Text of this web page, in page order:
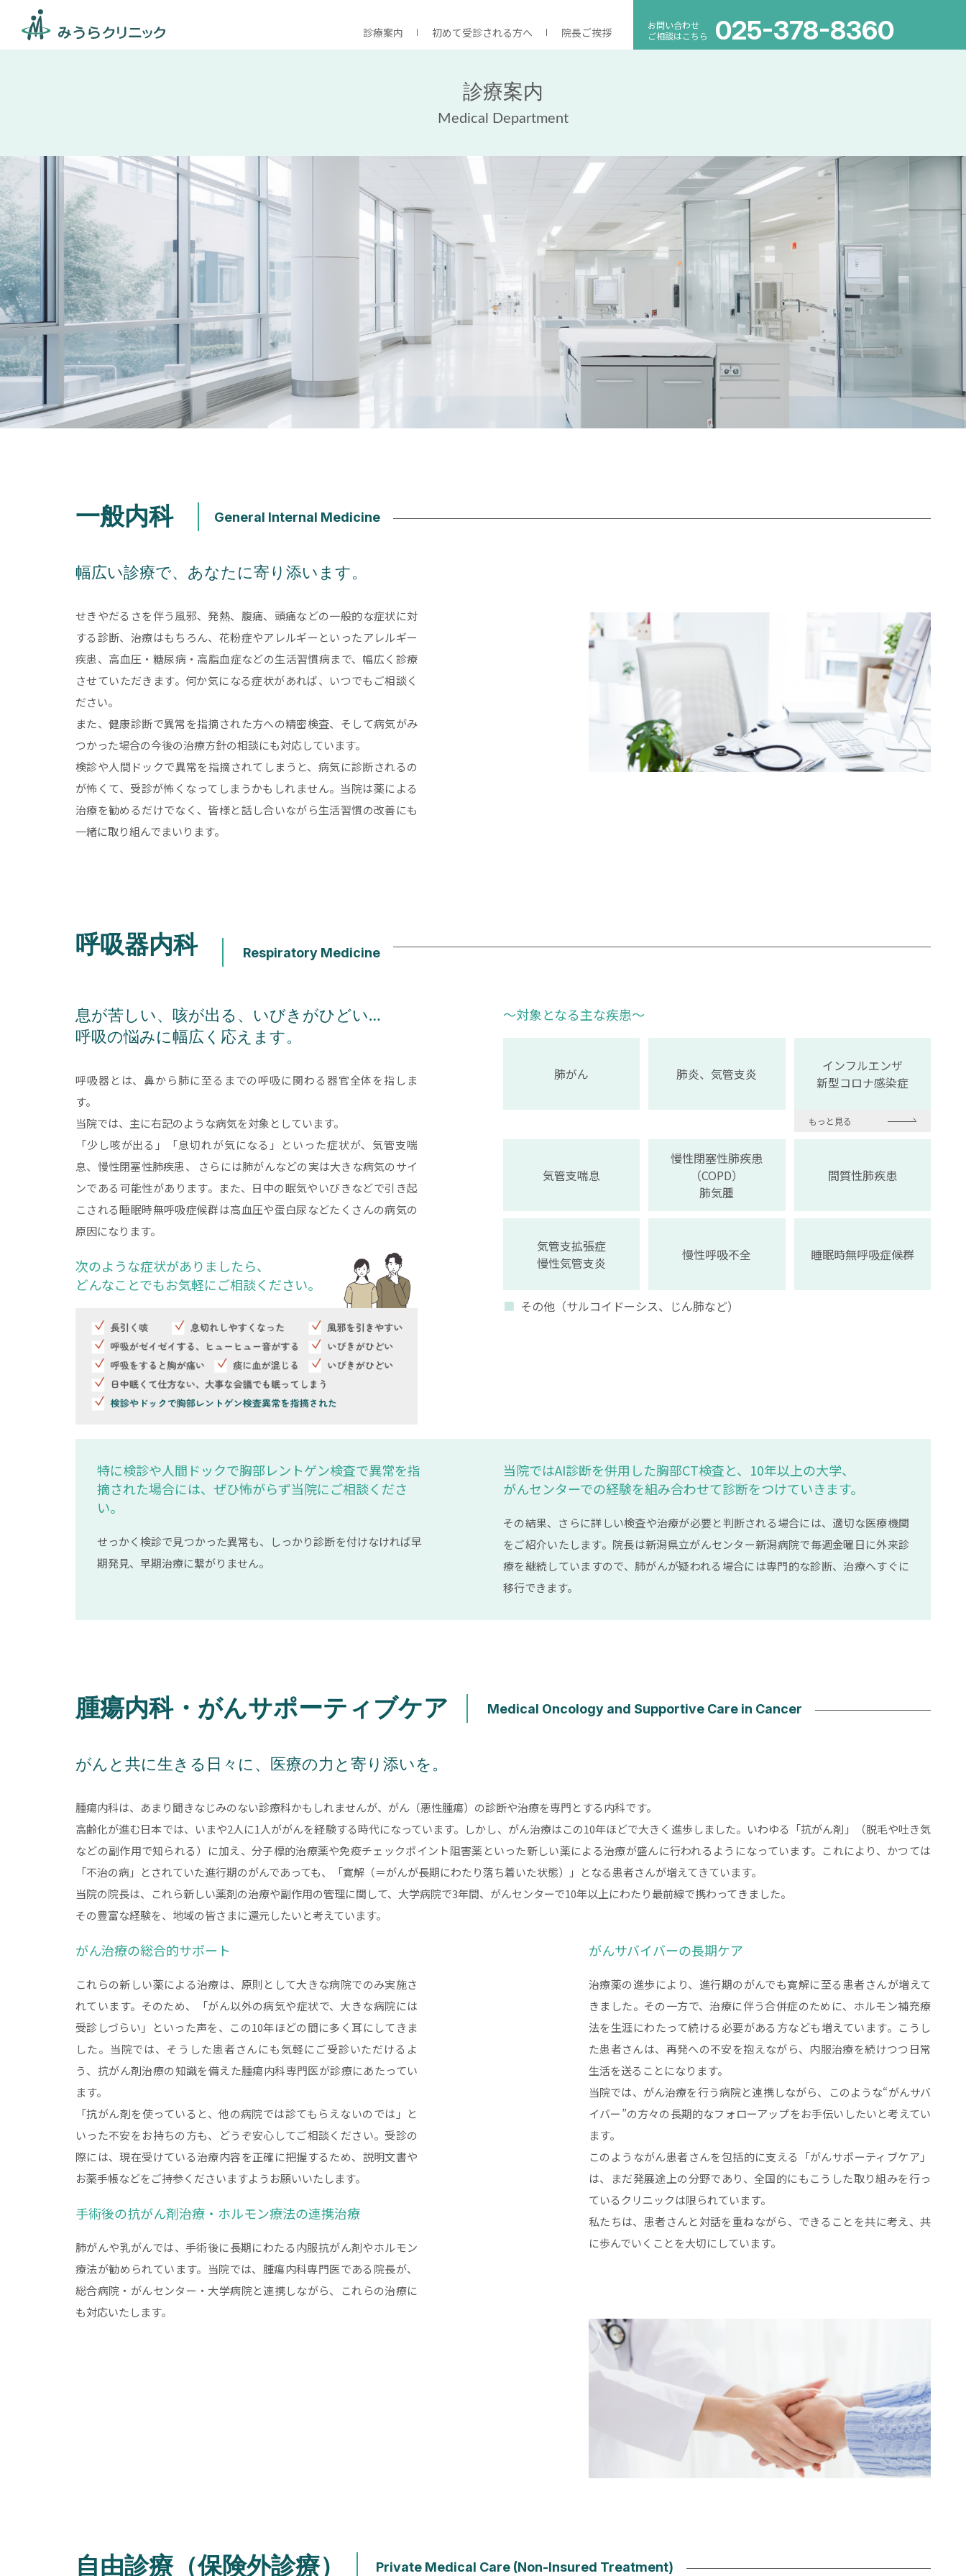
診療案内 初めて受診される方へ 院長ご挨拶
お問い合わせ
ご相談はこちら
025-378-8360
診療案内
一般内科
幅広い診療で、あなたに寄り添います。
せきやだるさを伴う風邪、発熱、腹痛、頭痛などの一般的な症状に対
する診断、治療はもちろん、花粉症やアレルギーといったアレルギー
疾患、高血圧・糖尿病・高脂血症などの生活習慣病まで、幅広く診療
させていただきます。何か気になる症状があれば、いつでもご相談く
ださい。
また、健康診断で異常を指摘された方への精密検査、そして病気がみ
つかった場合の今後の治療方針の相談にも対応しています。
検診や人間ドックで異常を指摘されてしまうと、病気に診断されるの
が怖くて、受診が怖くなってしまうかもしれません。当院は薬による
治療を勧めるだけでなく、皆様と話し合いながら生活習慣の改善にも
一緒に取り組んでまいります。
呼吸器内科
息が苦しい、咳が出る、いびきがひどい…
呼吸の悩みに幅広く応えます。
呼吸器とは、鼻から肺に至るまでの呼吸に関わる器官全体を指しま
す。
当院では、主に右記のような病気を対象としています。
「少し咳が出る」「息切れが気になる」といった症状が、気管支喘
息、慢性閉塞性肺疾患、 さらには肺がんなどの実は大きな病気のサイ
ンである可能性があります。また、日中の眠気やいびきなどで引き起
こされる睡眠時無呼吸症候群は高血圧や蛋白尿などたくさんの病気の
原因になります。
次のような症状がありましたら、
どんなことでもお気軽にご相談ください。
〜対象となる主な疾患〜
肺がん 肺炎、気管支炎
インフルエンザ
新型コロナ感染症
もっと見る
気管支喘息
慢性閉塞性肺疾患
（COPD）
肺気腫
間質性肺疾患
気管支拡張症
慢性気管支炎
慢性呼吸不全 睡眠時無呼吸症候群
その他（サルコイドーシス、じん肺など）
特に検診や人間ドックで胸部レントゲン検査で異常を指
摘された場合には、ぜひ怖がらず当院にご相談くださ
い。
せっかく検診で見つかった異常も、しっかり診断を付けなければ早
期発見、早期治療に繋がりません。
当院ではAI診断を併用した胸部CT検査と、10年以上の大学、
がんセンターでの経験を組み合わせて診断をつけていきます。
その結果、さらに詳しい検査や治療が必要と判断される場合には、適切な医療機関
をご紹介いたします。院長は新潟県立がんセンター新潟病院で毎週金曜日に外来診
療を継続していますので、肺がんが疑われる場合には専門的な診断、治療へすぐに
移行できます。
腫瘍内科・がんサポーティブケア
がんと共に生きる日々に、医療の力と寄り添いを。
腫瘍内科は、あまり聞きなじみのない診療科かもしれませんが、がん（悪性腫瘍）の診断や治療を専門とする内科です。
高齢化が進む日本では、いまや2人に1人ががんを経験する時代になっています。しかし、がん治療はこの10年ほどで大きく進歩しました。いわゆる「抗がん剤」（脱毛や吐き気
などの副作用で知られる）に加え、分子標的治療薬や免疫チェックポイント阻害薬といった新しい薬による治療が盛んに行われるようになっています。これにより、かつては
「不治の病」とされていた進行期のがんであっても、「寛解（＝がんが長期にわたり落ち着いた状態）」となる患者さんが増えてきています。
当院の院長は、これら新しい薬剤の治療や副作用の管理に関して、大学病院で3年間、がんセンターで10年以上にわたり最前線で携わってきました。
その豊富な経験を、地域の皆さまに還元したいと考えています。
がん治療の総合的サポート
これらの新しい薬による治療は、原則として大きな病院でのみ実施さ
れています。そのため、「がん以外の病気や症状で、大きな病院には
受診しづらい」といった声を、この10年ほどの間に多く耳にしてきま
した。当院では、そうした患者さんにも気軽にご受診いただけるよ
う、抗がん剤治療の知識を備えた腫瘍内科専門医が診療にあたってい
ます。
「抗がん剤を使っていると、他の病院では診てもらえないのでは」と
いった不安をお持ちの方も、どうぞ安心してご相談ください。受診の
際には、現在受けている治療内容を正確に把握するため、説明文書や
お薬手帳などをご持参くださいますようお願いいたします。
手術後の抗がん剤治療・ホルモン療法の連携治療
肺がんや乳がんでは、手術後に長期にわたる内服抗がん剤やホルモン
療法が勧められています。当院では、腫瘍内科専門医である院長が、
総合病院・がんセンター・大学病院と連携しながら、これらの治療に
も対応いたします。
がんサバイバーの長期ケア
治療薬の進歩により、進行期のがんでも寛解に至る患者さんが増えて
きました。その一方で、治療に伴う合併症のために、ホルモン補充療
法を生涯にわたって続ける必要がある方なども増えています。こうし
た患者さんは、再発への不安を抱えながら、内服治療を続けつつ日常
生活を送ることになります。
当院では、がん治療を行う病院と連携しながら、このような“がんサバ
イバー”の方々の長期的なフォローアップをお手伝いしたいと考えてい
ます。
このようながん患者さんを包括的に支える「がんサポーティブケア」
は、まだ発展途上の分野であり、全国的にもこうした取り組みを行っ
ているクリニックは限られています。
私たちは、患者さんと対話を重ねながら、できることを共に考え、共
に歩んでいくことを大切にしています。
自由診療（保険外診療）